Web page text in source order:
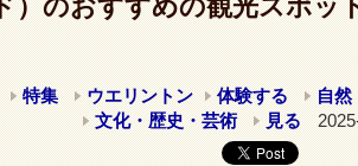
）のおすすめの観光スポッ
特集 ウエリントン 体験する
自然
文化・歴史・芸術
見る